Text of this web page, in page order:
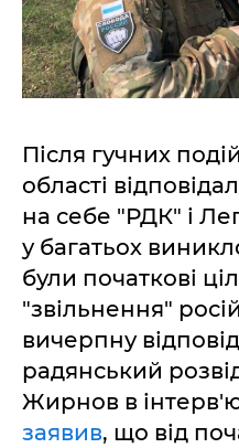
Після гучних
області
на себе "РДК" і
у багатьох
були початкові
"звільнення"
вичерпну
радянський
Жирнов в
заявив, що від